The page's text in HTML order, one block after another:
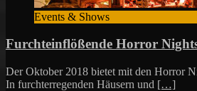
Events & Shows
Furchteinflößende Horror
Der Oktober 2018 bietet mit den Horror
In furchterregenden Häusern und […]